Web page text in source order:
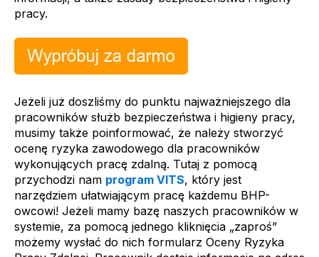
pracy.
Jeżeli już doszliśmy do punktu najważniejszego dla
pracowników służb bezpieczeństwa i higieny pracy,
musimy także poinformować, że należy stworzyć
ocenę ryzyka zawodowego dla pracowników
wykonujących pracę zdalną. Tutaj z pomocą
przychodzi nam program VITS, który jest
narzędziem ułatwiającym pracę każdemu BHP-
owcowi! Jeżeli mamy bazę naszych pracowników w
systemie, za pomocą jednego kliknięcia „zaproś”
możemy wysłać do nich formularz Oceny Ryzyka